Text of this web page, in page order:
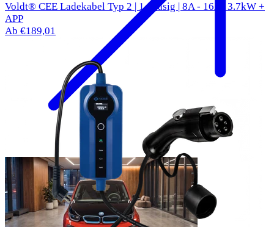
Voldt® CEE Ladekabel Typ 2 | 1 phasig | 8A - 16A | 3.7kW +
APP
Ab €189,01